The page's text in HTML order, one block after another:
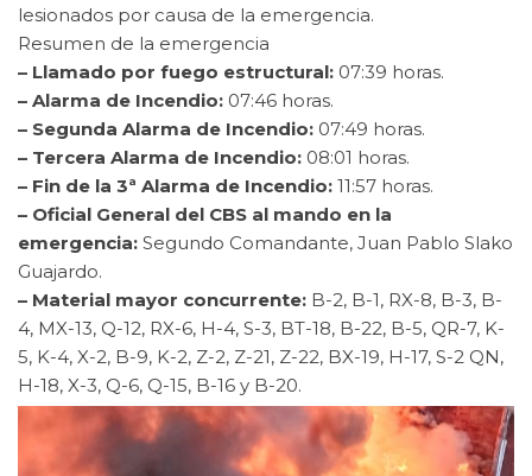
lesionados por causa de la emergencia.
Resumen de la emergencia
– Llamado por fuego estructural: 07:39 horas.
– Alarma de Incendio: 07:46 horas.
– Segunda Alarma de Incendio: 07:49 horas.
– Tercera Alarma de Incendio: 08:01 horas.
– Fin de la 3ª Alarma de Incendio: 11:57 horas.
– Oficial General del CBS al mando en la
emergencia: Segundo Comandante, Juan Pablo Slako
Guajardo.
– Material mayor concurrente: B-2, B-1, RX-8, B-3, B-
4, MX-13, Q-12, RX-6, H-4, S-3, BT-18, B-22, B-5, QR-7, K-
5, K-4, X-2, B-9, K-2, Z-2, Z-21, Z-22, BX-19, H-17, S-2 QN,
H-18, X-3, Q-6, Q-15, B-16 y B-20.